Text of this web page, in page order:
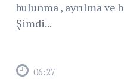
bulunma , ayrılma ve
Şimdi...
06:27